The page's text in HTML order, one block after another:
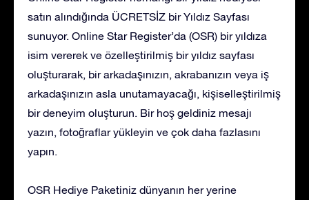
satın alındığında ÜCRETSİZ bir Yıldız Sayfası
sunuyor. Online Star Register’da (OSR) bir yıldıza
isim vererek ve özelleştirilmiş bir yıldız sayfası
oluşturarak, bir arkadaşınızın, akrabanızın veya iş
arkadaşınızın asla unutamayacağı, kişiselleştirilmiş
bir deneyim oluşturun. Bir hoş geldiniz mesajı
yazın, fotoğraflar yükleyin ve çok daha fazlasını
yapın.
OSR Hediye Paketiniz dünyanın her yerine